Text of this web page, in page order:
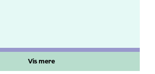
Vis mere